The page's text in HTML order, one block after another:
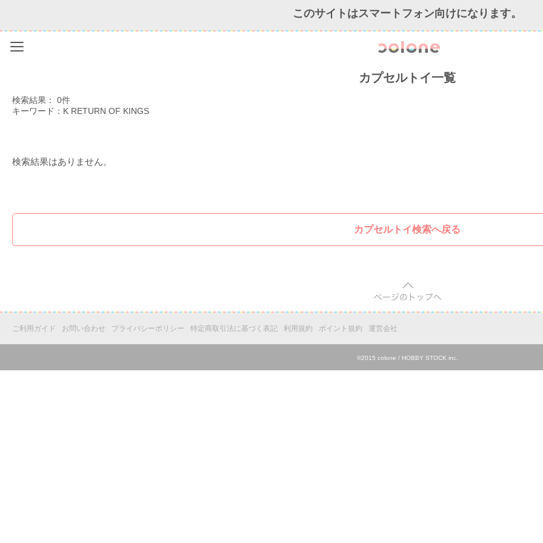
このサイトはスマートフォン向けになります。
カプセルトイ一覧
検索結果： 0件
キーワード：K RETURN OF KINGS
検索結果はありません。
カプセルトイ検索へ戻る
ご利用ガイド お問い合わせ プライバシーポリシー 特定商取引法に基づく表記 利用規約 ポイント規約 運営会社
©2015 colone / HOBBY STOCK inc.